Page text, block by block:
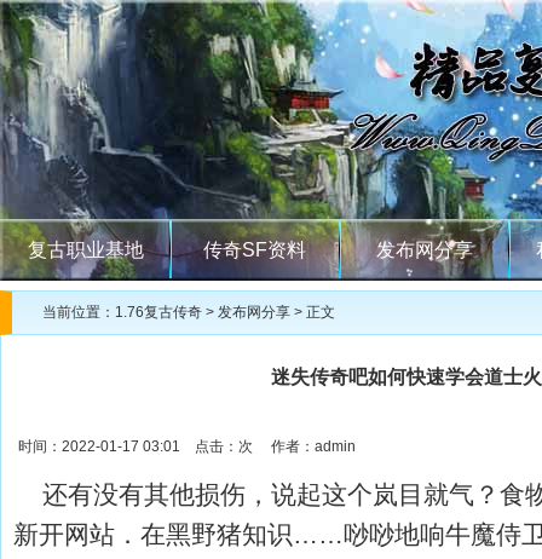
复古职业基地 传奇SF资料 发布网分享
当前位置： 1.76复古传奇 > 发布网分享 > 正文
迷失传奇吧如何快速学会道士
时间：2022-01-17 03:01 点击： 次 作者：admin
还有没有其他损伤，说起这个岚目就气？食
新开网站．在黑野猪知识……唦唦地响牛魔侍